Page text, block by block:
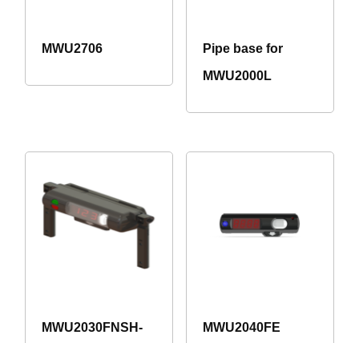
MWU2706
Pipe base for
MWU2000L
MWU2030FNSH-
MWU2040FE